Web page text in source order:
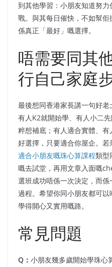
到其他學習：小朋友知道努
戰。與其每日催快，不如幫
係真正「最好」嘅選擇。
唔需要同其
行自己家庭
最後想同香港家長講一句好老
有人K2就開始學、有人小二
粹想補底；有人適合實體、
好選擇，只要適合你屋企。
適合小朋友嘅珠心算課程類型
嘅去試堂，再用文章入面嘅
選班成功唔係一次決定，而
過程。希望你同小朋友都可
學得開心又實用嘅路。
常見問題
Q： 小朋友幾多歲開始學珠心